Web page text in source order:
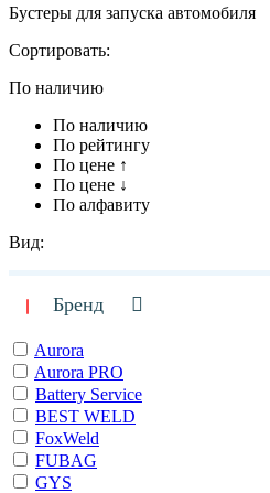
Бустеры для запуска автомобиля
Сортировать:
По наличию
По наличию
По рейтингу
По цене ↑
По цене ↓
По алфавиту
Вид:
Бренд
Aurora
Aurora PRO
Battery Service
BEST WELD
FoxWeld
FUBAG
GYS